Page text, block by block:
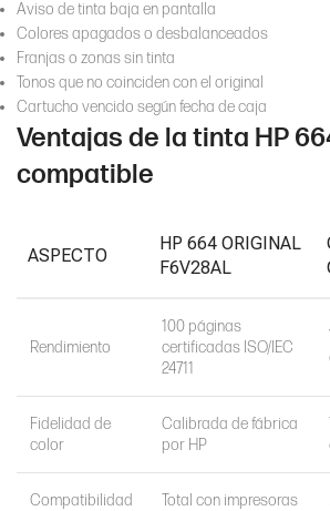
Aviso de tinta baja en pantalla
Colores apagados o desbalanceados
Franjas o zonas sin tinta
Tonos que no coinciden con el original
Cartucho vencido según fecha de caja
Ventajas de la tinta HP
compatible
ASPECTO
HP 664 ORIGINAL
F6V28AL
Rendimiento
100 páginas
certificadas ISO/IEC
24711
Fidelidad de
color
Calibrada de fábrica
por HP
Compatibilidad Total con impresoras